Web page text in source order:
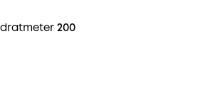
200